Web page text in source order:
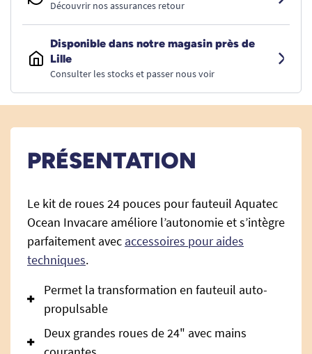
Découvrir nos assurances retour
Disponible dans notre magasin près de
Lille
Consulter les stocks et passer nous voir
PRÉSENTATION
Le kit de roues 24 pouces pour fauteuil Aquatec
Ocean Invacare améliore l’autonomie et s’intègre
parfaitement avec accessoires pour aides
techniques.
Permet la transformation en fauteuil auto-
propulsable
Deux grandes roues de 24" avec mains